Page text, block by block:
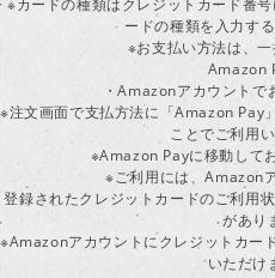
※カードの種類はクレジットカード番
ードの種類を入力す
※お支払い方法は、一
Amazon
・Amazonアカウントで
※注文画面で支払方法に「Amazon Pay
ことでご利用
※Amazon Payに移動して
※ご利用には、Amazon
登録されたクレジットカードのご利用
があり
※Amazonアカウントにクレジットカー
いただけ